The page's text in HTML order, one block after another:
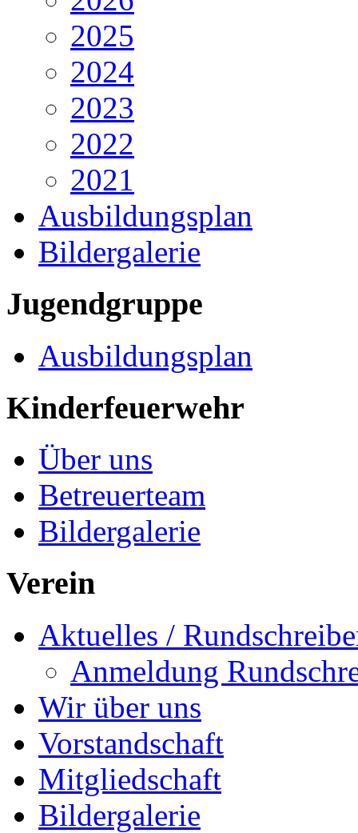
2025
2024
2023
2022
2021
Ausbildungsplan
Bildergalerie
Jugendgruppe
Ausbildungsplan
Kinderfeuerwehr
Über uns
Betreuerteam
Bildergalerie
Verein
Aktuelles /
Anmeldung
Wir über uns
Vorstandschaft
Mitgliedschaft
Bildergalerie